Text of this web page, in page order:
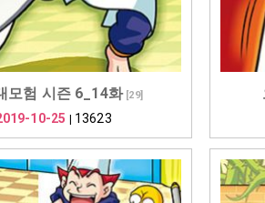
모험 시즌 6_14화[29]
10-25 13623